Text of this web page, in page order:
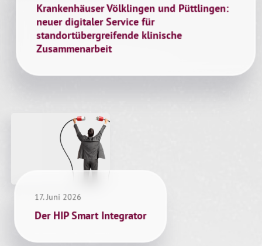
Krankenhäuser Völklingen und Püttlingen:
neuer digitaler Service für
standortübergreifende klinische
Zusammenarbeit
Der HIP Smart Integrator
17. Juni 2026